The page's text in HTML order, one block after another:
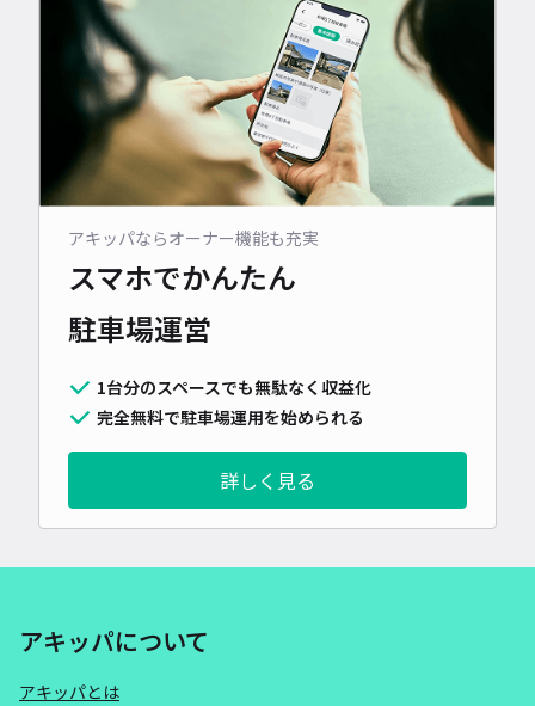
アキッパならオーナー機能も充実
スマホでかんたん
駐車場運営
1台分のスペースでも無駄なく収益化
完全無料で駐車場運用を始められる
詳しく見る
アキッパについて
アキッパとは